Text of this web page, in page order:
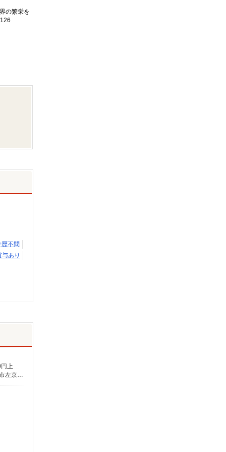
の繁栄を
歴不問
あり
月給231,000円〜239,000円（地域・資格による） ★介護福祉士の方は月給20,000円加算（資格手当） 別途交通費支給（30,000円上限／月） 別途残業手当（月平均残業時間15時間）残業代全額支給
■京都府 【在宅介護センター長岡京】京都府長岡京市一里塚2番地44 一里塚テナント1F 【在宅介護センター左京】京都府京都市左京区夷川通新間之町西入石原町281番地4 不破マンション南棟T001号室 【在宅介護センター京都伏見】京都府京都市伏見区石田大受町42番地1 醍醐アーバン2階201号室 【在宅介護センター京都北】京都府京都市北区出雲路立テ本町7 大成ビル1階南テナント ■奈良県 【在宅介護センター大和郡山】奈良県大和郡山市南郡山町330番地1 吉田テナント1階1号室 【在宅介護センター橿原】奈良県橿原市中曽司町132-14